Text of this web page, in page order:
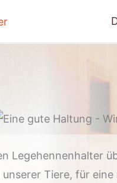
Legehennenhalter
unserer Tiere, für